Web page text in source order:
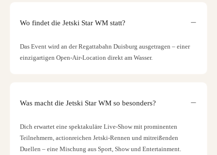
Wo findet die Jetski Star WM statt?
Das Event wird an der Regattabahn Duisburg ausgetragen – einer
einzigartigen Open-Air-Location direkt am Wasser.
Was macht die Jetski Star WM so besonders?
Dich erwartet eine spektakuläre Live-Show mit prominenten
Teilnehmern, actionreichen Jetski-Rennen und mitreißenden
Duellen – eine Mischung aus Sport, Show und Entertainment.